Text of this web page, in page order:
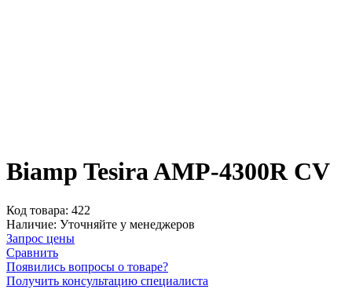
Biamp Tesira AMP-4300R CV
Код товара: 422
Наличие: Уточняйте у менеджеров
Запрос цены
Сравнить
Появились вопросы о товаре?
Получить консультацию специалиста